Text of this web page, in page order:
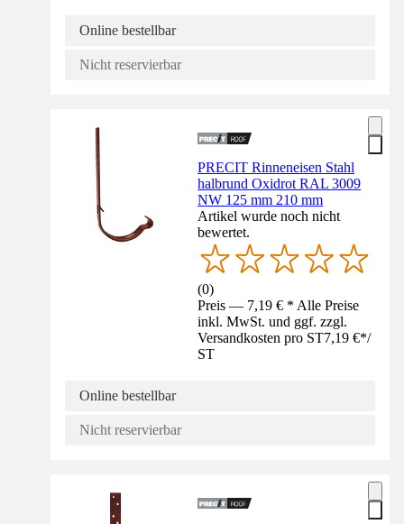
Online bestellbar
Nicht reservierbar
PRECIT Rinneneisen Stahl
halbrund Oxidrot RAL 3009
NW 125 mm 210 mm
Artikel wurde noch nicht
bewertet.
(0)
Preis — 7,19 € * Alle Preise
inkl. MwSt. und ggf. zzgl.
Versandkosten pro ST7,19 €*/
ST
Online bestellbar
Nicht reservierbar